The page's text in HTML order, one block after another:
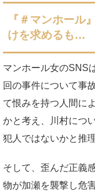
『＃マンホール
けを求めるも…
マンホール女のSNS
回の事件について事
て恨みを持つ人間に
かと考え、川村につ
犯人ではないかと推
そして、歪んだ正義
物が加瀬を襲撃し危